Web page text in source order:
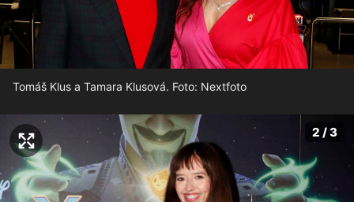
Tomáš Klus a Tamara Klusová. Foto: Nextfoto
2 / 3